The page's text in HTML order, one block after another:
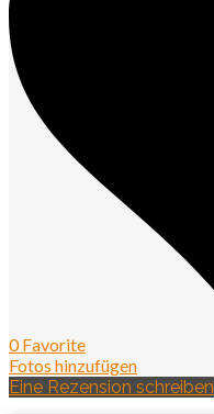
0 Favorite
Fotos hinzufügen
Eine Rezension schreiben